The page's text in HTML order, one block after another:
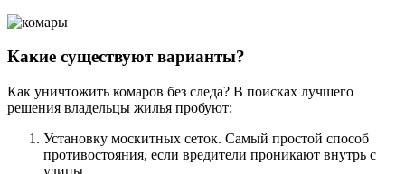
Какие существуют варианты?
Как уничтожить комаров без следа? В поисках лучшего
решения владельцы жилья пробуют:
Установку москитных сеток. Самый простой способ
противостояния, если вредители проникают внутрь с
улицы.